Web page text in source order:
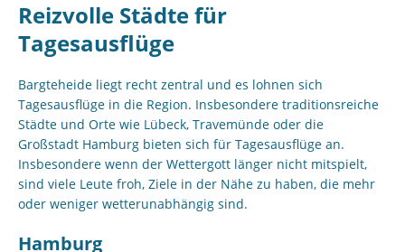
Reizvolle Städte für
Tagesausflüge
Bargteheide liegt recht zentral und es lohnen sich
Tagesausflüge in die Region. Insbesondere traditionsreiche
Städte und Orte wie Lübeck, Travemünde oder die
Großstadt Hamburg bieten sich für Tagesausflüge an.
Insbesondere wenn der Wettergott länger nicht mitspielt,
sind viele Leute froh, Ziele in der Nähe zu haben, die mehr
oder weniger wetterunabhängig sind.
Hamburg